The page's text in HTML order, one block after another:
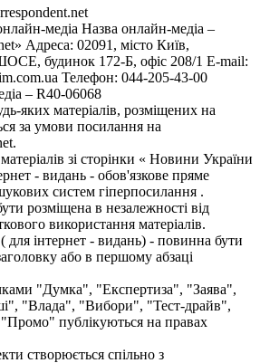
медіа Назва онлайн-медіа –
Адреса: 02091, місто Київ,
будинок 172-Б, офіс 208/1 E-mail:
Телефон: 044-205-43-00
– R40-06068
яких матеріалів, розміщених на
за умови посилання на
зі сторінки « Новини України
- видань - обов'язкове пряме
систем гіперпосилання .
розміщена в незалежності від
використання матеріалів.
для інтернет - видань) - повинна бути
або в першому абзаці
"Думка", "Експертиза", "Заява",
"Влада", "Вибори", "Тест-драйв",
публікуються на правах
створюється спільно з